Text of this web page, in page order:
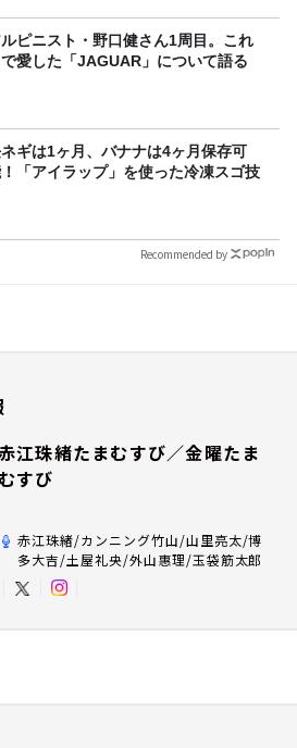
ピニスト・野口健さん1周目。これ
で愛した「JAGUAR」について語る
ギは1ヶ月、バナナは4ヶ月保存可
「アイラップ」を使った冷凍スゴ技
Recommended by
江珠緒たまむすび／金曜たま
むすび
赤江珠緒/カンニング竹山/山里亮太/博
多大吉/土屋礼央/外山惠理/玉袋筋太郎